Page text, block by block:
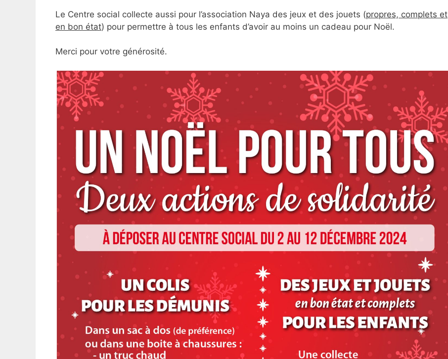
Le Centre social collecte aussi pour l’association Naya des jeux et des jouets (propres, complets et
en bon état) pour permettre à tous les enfants d’avoir au moins un cadeau pour Noël.
Merci pour votre générosité.